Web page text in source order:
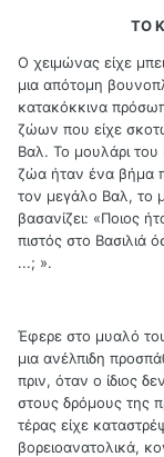
ΤΟ
Ο χειμώνας είχε
μια απότομη
κατακόκκινα
ζώων που είχε
Βαλ. Το μουλάρι
ζώα ήταν ένα βήμα
τον μεγάλο Βαλ, το
βασανίζει: «Ποιος
πιστός στο Βασιλιά
...; ».
Έφερε στο μυαλό
μια ανέλπιδη
πριν, όταν ο ίδιος
στους δρόμους της
τέρας είχε
βορειοανατολικά,